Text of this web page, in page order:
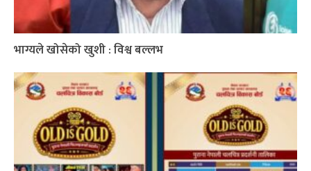
भाग्यले खोसेको खुशी : विश्व बल्लभ